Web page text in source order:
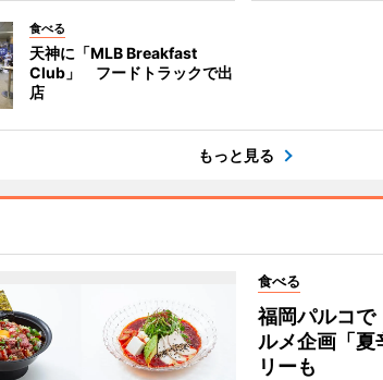
食べる
天神に「MLB Breakfast
Club」 フードトラックで出
店
もっと見る
食べる
福岡パルコで
ルメ企画「
リーも